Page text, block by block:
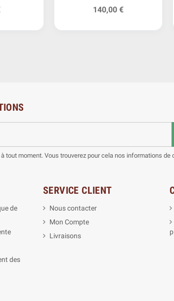
140,00 €
tout moment. Vous trouverez pour cela nos informations
de
des
SERVICE CLIENT
Nous contacter
Mon Compte
Livraisons